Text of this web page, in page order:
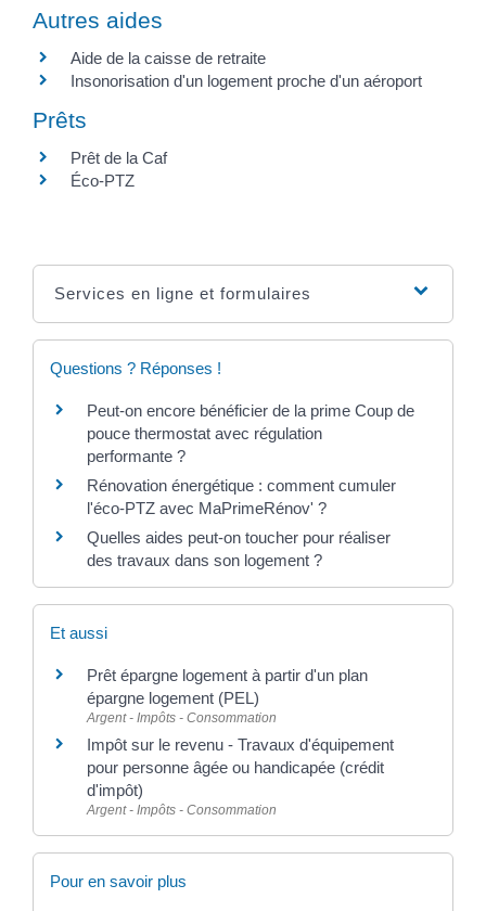
Autres aides
Aide de la caisse de retraite
Insonorisation d'un logement proche d'un aéroport
Prêts
Prêt de la Caf
Éco-PTZ
Services en ligne et formulaires
Questions ? Réponses !
Peut-on encore bénéficier de la prime Coup de
pouce thermostat avec régulation
performante ?
Rénovation énergétique : comment cumuler
l'éco-PTZ avec MaPrimeRénov' ?
Quelles aides peut-on toucher pour réaliser
des travaux dans son logement ?
Et aussi
Prêt épargne logement à partir d'un plan
épargne logement (PEL)
Argent - Impôts - Consommation
Impôt sur le revenu - Travaux d'équipement
pour personne âgée ou handicapée (crédit
d'impôt)
Argent - Impôts - Consommation
Pour en savoir plus